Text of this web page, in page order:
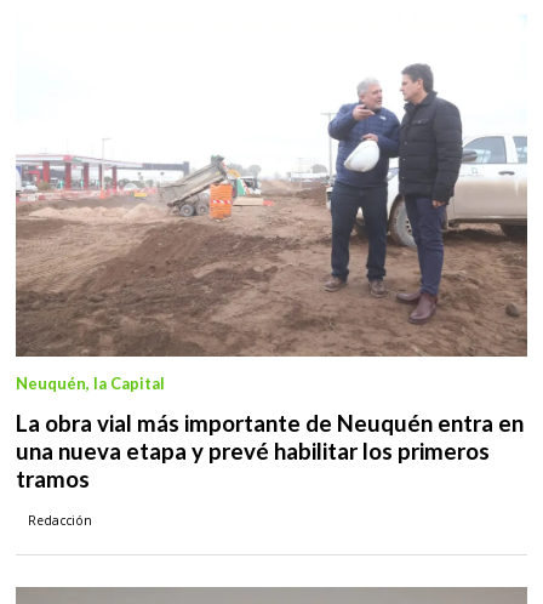
La obra vial más importante de Neuquén entra en
una nueva etapa y prevé habilitar los primeros
tramos
Redacción
Neuquén, la Capital